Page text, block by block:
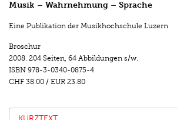
Musik – Wahrnehmung – Sprache
Eine Publikation der Musikhochschule Luzern
Broschur
2008. 204 Seiten, 64 Abbildungen s/w.
ISBN 978-3-0340-0875-4
CHF 38.00 / EUR 23.80